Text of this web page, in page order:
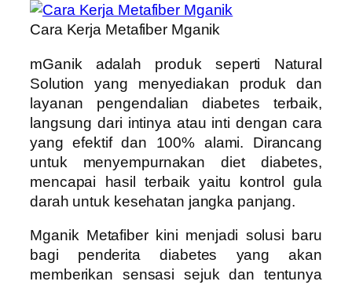
Cara Kerja Metafiber Mganik
mGanik adalah produk seperti Natural
Solution yang menyediakan produk dan
layanan pengendalian diabetes terbaik,
langsung dari intinya atau inti dengan cara
yang efektif dan 100% alami. Dirancang
untuk menyempurnakan diet diabetes,
mencapai hasil terbaik yaitu kontrol gula
darah untuk kesehatan jangka panjang.
Mganik Metafiber kini menjadi solusi baru
bagi penderita diabetes yang akan
memberikan sensasi sejuk dan tentunya